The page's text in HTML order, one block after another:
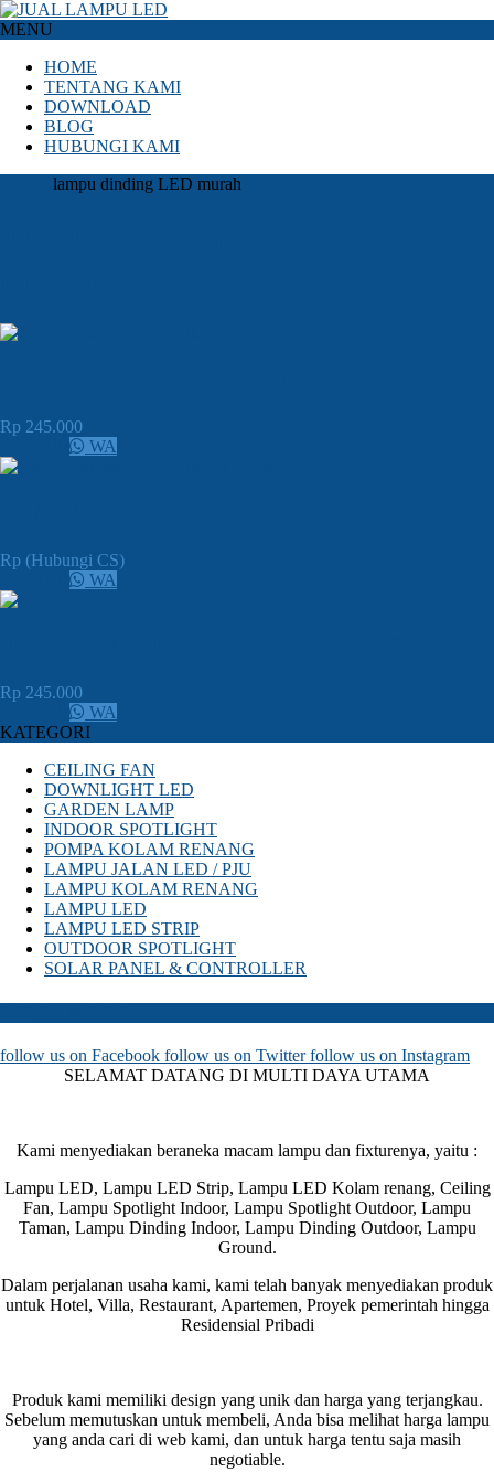
MENU
HOME
TENTANG KAMI
DOWNLOAD
BLOG
HUBUNGI KAMI
lampu dinding LED murah
Rp 245.000
WA
Rp (Hubungi CS)
WA
Rp 245.000
WA
KATEGORI
CEILING FAN
DOWNLIGHT LED
GARDEN LAMP
INDOOR SPOTLIGHT
POMPA KOLAM RENANG
LAMPU JALAN LED / PJU
LAMPU KOLAM RENANG
LAMPU LED
LAMPU LED STRIP
OUTDOOR SPOTLIGHT
SOLAR PANEL & CONTROLLER
follow us on Facebook follow us on Twitter follow us on Instagram
SELAMAT DATANG DI MULTI DAYA UTAMA
Kami menyediakan beraneka macam lampu dan fixturenya, yaitu :
Lampu LED, Lampu LED Strip, Lampu LED Kolam renang, Ceiling
Fan, Lampu Spotlight Indoor, Lampu Spotlight Outdoor, Lampu
Taman, Lampu Dinding Indoor, Lampu Dinding Outdoor, Lampu
Ground.
Dalam perjalanan usaha kami, kami telah banyak menyediakan produk
untuk Hotel, Villa, Restaurant, Apartemen, Proyek pemerintah hingga
Residensial Pribadi
Produk kami memiliki design yang unik dan harga yang terjangkau.
Sebelum memutuskan untuk membeli, Anda bisa melihat harga lampu
yang anda cari di web kami, dan untuk harga tentu saja masih
negotiable.